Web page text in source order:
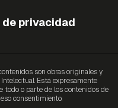
privacidad
son obras originales y
Está expresamente
o parte de los contenidos de
consentimiento.